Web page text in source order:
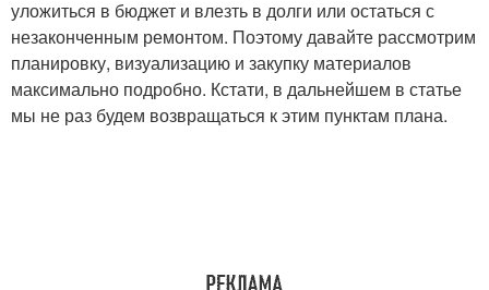
уложиться в бюджет и влезть в долги или остаться с
незаконченным ремонтом. Поэтому давайте рассмотрим
планировку, визуализацию и закупку материалов
максимально подробно. Кстати, в дальнейшем в статье
мы не раз будем возвращаться к этим пунктам плана.